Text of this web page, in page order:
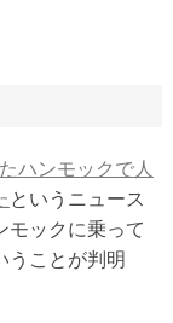
ハンモックで人
というニュース
モックに乗って
うことが判明